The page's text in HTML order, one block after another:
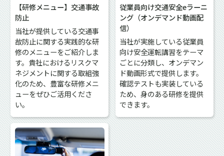
【研修メニュー】交通事故
防止
当社が提供している交通事
故防止に関する実践的な研
修のメニューをご紹介しま
す。貴社におけるリスクマ
ネジメントに関する取組強
化のため、豊富な研修メニ
ューをぜひご活用くださ
い。
従業員向け交通安全eラーニ
ング（オンデマンド動画配
信）
当社が実施している従業員
向け安全運転講習をテーマ
ごとに分類し、オンデマン
ド動画形式で提供します。
確認テストも実装している
ため、身のある研修を提供
できます。